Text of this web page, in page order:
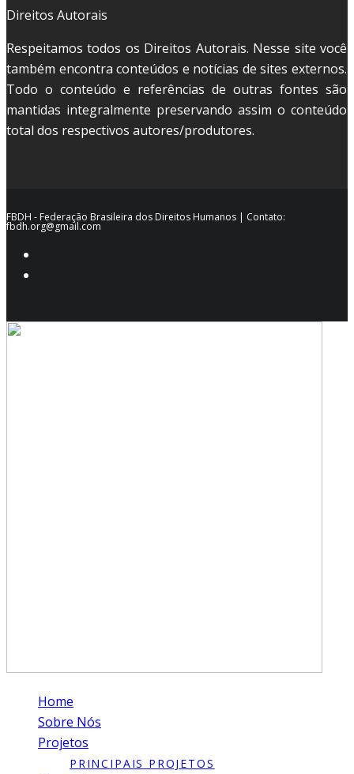
Direitos Autorais
Respeitamos todos os Direitos Autorais. Nesse site você
também encontra conteúdos e notícias de sites externos.
Todo o conteúdo e referências de outras fontes são
mantidas integralmente preservando assim o conteúdo
total dos respectivos autores/produtores.
FBDH - Federação Brasileira dos Direitos Humanos | Contato:
fbdh.org@gmail.com
Home
Sobre Nós
Projetos
PRINCIPAIS PROJETOS